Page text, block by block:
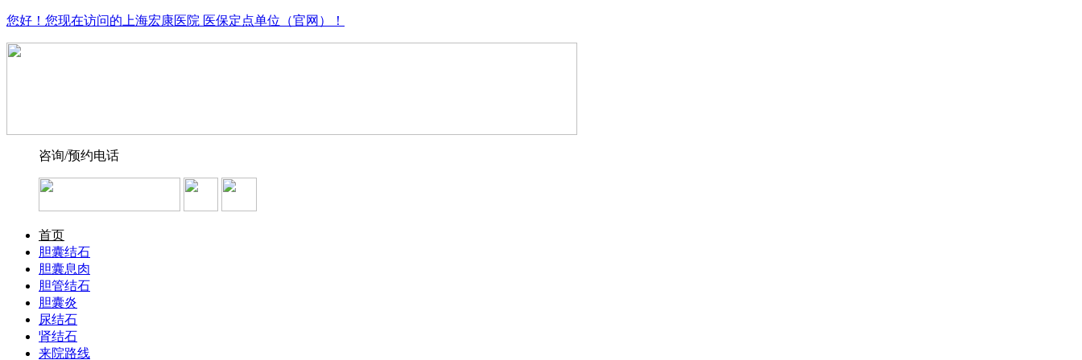
您好！您现在访问的上海宏康医院 医保定点单位（官网）！
咨询/预约电话
首页
胆囊结石
胆囊息肉
胆管结石
胆囊炎
尿结石
肾结石
来院路线